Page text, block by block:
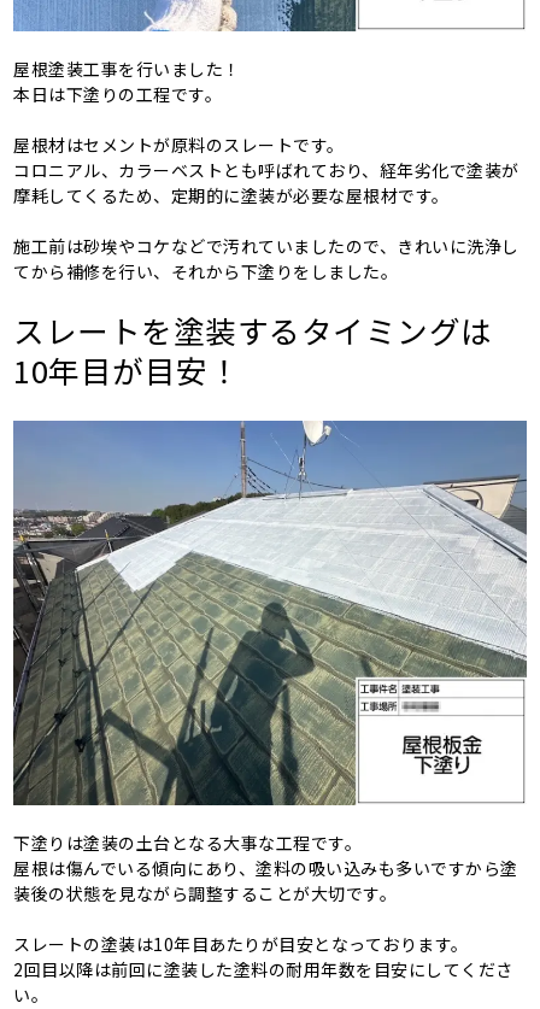
屋根塗装工事を行いました！
本日は下塗りの工程です。
屋根材はセメントが原料のスレートです。
コロニアル、カラーベストとも呼ばれており、経年劣化で塗装が
摩耗してくるため、定期的に塗装が必要な屋根材です。
施工前は砂埃やコケなどで汚れていましたので、きれいに洗浄し
てから補修を行い、それから下塗りをしました。
スレートを塗装するタイミングは
10年目が目安！
下塗りは塗装の土台となる大事な工程です。
屋根は傷んでいる傾向にあり、塗料の吸い込みも多いですから塗
装後の状態を見ながら調整することが大切です。
スレートの塗装は10年目あたりが目安となっております。
2回目以降は前回に塗装した塗料の耐用年数を目安にしてくださ
い。